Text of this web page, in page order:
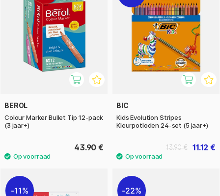
BEROL
Colour Marker Bullet Tip 12-pack
(3 jaar+)
43.90 €
BIC
Kids Evolution Stripes
Kleurpotloden 24-set (5 jaar+)
11.12 €
13.90 €
11% 22%